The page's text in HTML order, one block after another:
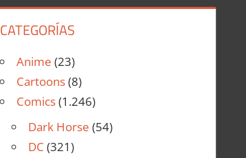
CATEGORÍAS
Anime (23)
Cartoons(8)
Comics(1.246)
Dark Horse (54)
DC (321)